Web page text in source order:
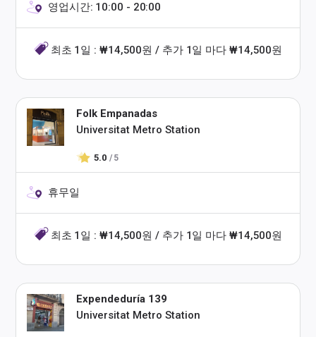
영업시간: 10:00 - 20:00
최초 1일 : ₩14,500원 / 추가 1일 마다 ₩14,500원
Folk Empanadas
Universitat Metro Station
5.0 / 5
휴무일
최초 1일 : ₩14,500원 / 추가 1일 마다 ₩14,500원
Expendeduría 139
Universitat Metro Station